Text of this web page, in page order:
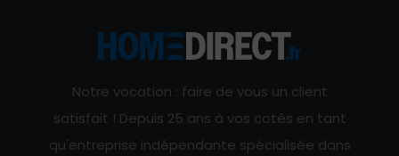
Notre vocation : faire de vous un client
satisfait ! Depuis 25 ans à vos cotés en tant
qu'entreprise indépendante spécialisée dans